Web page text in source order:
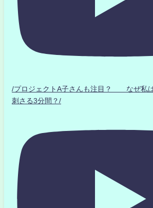
/プロジェクトA子さんも注目？ なぜ私
刺さる3分間？/